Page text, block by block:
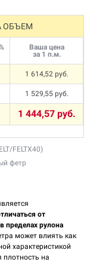
ОБЪЕМ
Ваша цена
за 1 п.м.
1 614,52 руб.
1 529,55 руб.
1 444,57 руб.
FELTX40)
фетр
от
пределах рулона
может влиять как
характеристикой
плотность на